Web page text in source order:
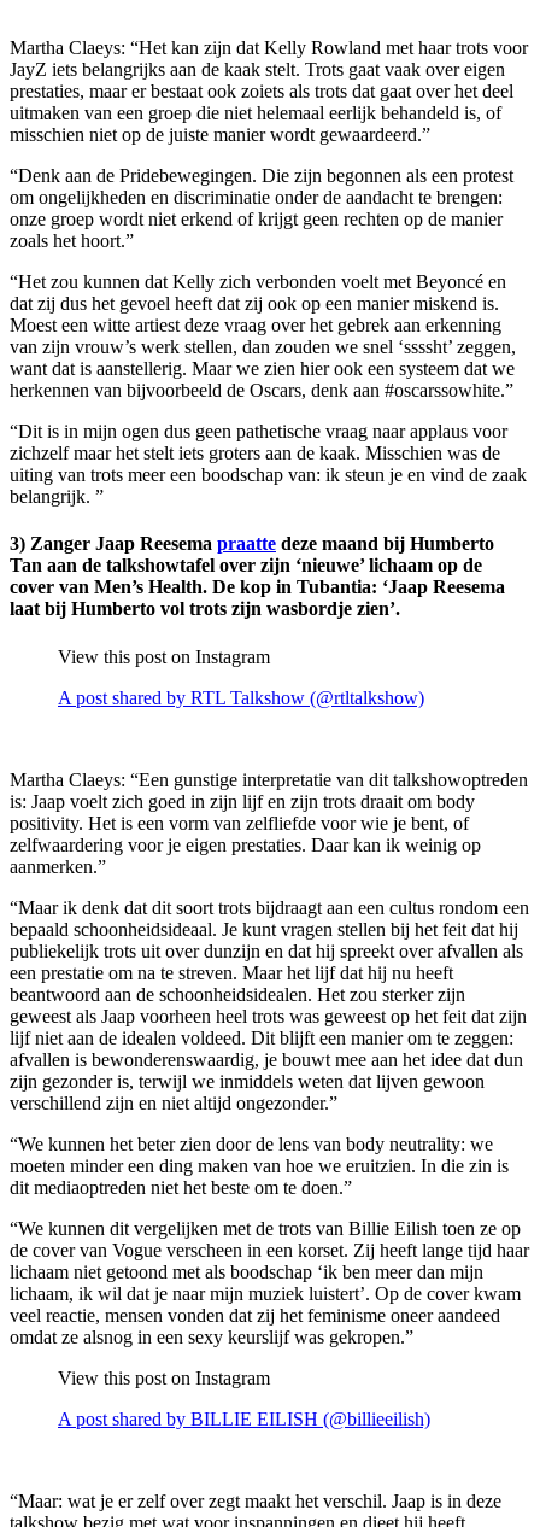
Martha Claeys: “Het kan zijn dat Kelly Rowland met haar trots voor
JayZ iets belangrijks aan de kaak stelt. Trots gaat vaak over eigen
prestaties, maar er bestaat ook zoiets als trots dat gaat over het deel
uitmaken van een groep die niet helemaal eerlijk behandeld is, of
misschien niet op de juiste manier wordt gewaardeerd.”
“Denk aan de Pridebewegingen. Die zijn begonnen als een protest
om ongelijkheden en discriminatie onder de aandacht te brengen:
onze groep wordt niet erkend of krijgt geen rechten op de manier
zoals het hoort.”
“Het zou kunnen dat Kelly zich verbonden voelt met Beyoncé en
dat zij dus het gevoel heeft dat zij ook op een manier miskend is.
Moest een witte artiest deze vraag over het gebrek aan erkenning
van zijn vrouw’s werk stellen, dan zouden we snel ‘ssssht’ zeggen,
want dat is aanstellerig. Maar we zien hier ook een systeem dat we
herkennen van bijvoorbeeld de Oscars, denk aan #oscarssowhite.”
“Dit is in mijn ogen dus geen pathetische vraag naar applaus voor
zichzelf maar het stelt iets groters aan de kaak. Misschien was de
uiting van trots meer een boodschap van: ik steun je en vind de zaak
belangrijk. ”
3) Zanger Jaap Reesema praatte deze maand bij Humberto
Tan aan de talkshowtafel over zijn ‘nieuwe’ lichaam op de
cover van Men’s Health. De kop in Tubantia: ‘Jaap Reesema
laat bij Humberto vol trots zijn wasbordje zien’.
View this post on Instagram
A post shared by RTL Talkshow (@rtltalkshow)
Martha Claeys: “Een gunstige interpretatie van dit talkshowoptreden
is: Jaap voelt zich goed in zijn lijf en zijn trots draait om body
positivity. Het is een vorm van zelfliefde voor wie je bent, of
zelfwaardering voor je eigen prestaties. Daar kan ik weinig op
aanmerken.”
“Maar ik denk dat dit soort trots bijdraagt aan een cultus rondom een
bepaald schoonheidsideaal. Je kunt vragen stellen bij het feit dat hij
publiekelijk trots uit over dunzijn en dat hij spreekt over afvallen als
een prestatie om na te streven. Maar het lijf dat hij nu heeft
beantwoord aan de schoonheidsidealen. Het zou sterker zijn
geweest als Jaap voorheen heel trots was geweest op het feit dat zijn
lijf niet aan de idealen voldeed. Dit blijft een manier om te zeggen:
afvallen is bewonderenswaardig, je bouwt mee aan het idee dat dun
zijn gezonder is, terwijl we inmiddels weten dat lijven gewoon
verschillend zijn en niet altijd ongezonder.”
“We kunnen het beter zien door de lens van body neutrality: we
moeten minder een ding maken van hoe we eruitzien. In die zin is
dit mediaoptreden niet het beste om te doen.”
“We kunnen dit vergelijken met de trots van Billie Eilish toen ze op
de cover van Vogue verscheen in een korset. Zij heeft lange tijd haar
lichaam niet getoond met als boodschap ‘ik ben meer dan mijn
lichaam, ik wil dat je naar mijn muziek luistert’. Op de cover kwam
veel reactie, mensen vonden dat zij het feminisme oneer aandeed
omdat ze alsnog in een sexy keurslijf was gekropen.”
View this post on Instagram
A post shared by BILLIE EILISH (@billieeilish)
“Maar: wat je er zelf over zegt maakt het verschil. Jaap is in deze
talkshow bezig met wat voor inspanningen en dieet hij heeft